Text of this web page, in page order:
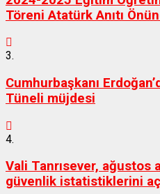
Töreni Atatürk Anıtı
3.
Cumhurbaşkanı
Tüneli müjdesi
4.
Vali Tanrısever, ağustos
güvenlik istatistiklerini